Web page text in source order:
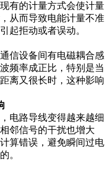
的计量方式会使计量
从而导致电能计量不准
起拒动或者误动。
设备间有电磁耦合感
频率成正比，特别是当
离又很长时，这种影响
路导线变得越来越细
邻信号的干扰也增大
算错误，避免瞬间过电
。